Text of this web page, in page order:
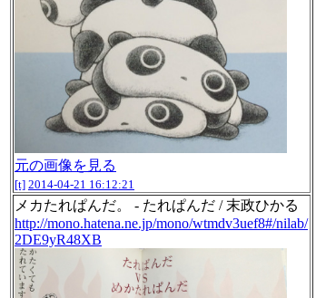
元の画像を見る
[t] 2014-04-21 16:12:21
メカたれぱんだ。 - たれぱんだ / 末政ひかる
http://mono.hatena.ne.jp/mono/wtmdv3uef8#/nilab/
2DE9yR48XB